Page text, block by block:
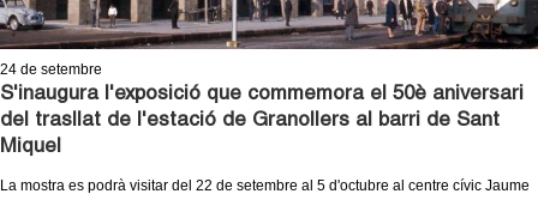
o
l
l
e
24 de setembre
S'inaugura l'exposició que commemora el 50è aniversari
del trasllat de l'estació de Granollers al barri de Sant
Miquel
La mostra es podrà visitar del 22 de setembre al 5 d'octubre al centre cívic Jaume